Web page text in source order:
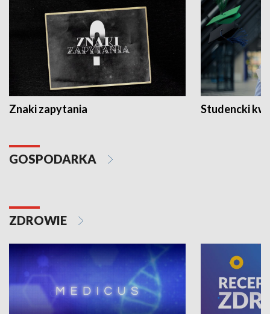
Znaki zapytania Studencki
GOSPODARKA
ZDROWIE